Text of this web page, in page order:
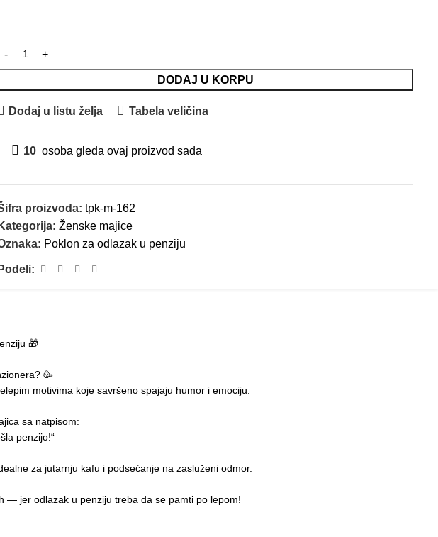
DODAJ U KORPU
Dodaj u listu želja Tabela veličina
10 osoba gleda ovaj proizvod sada
proizvoda: tpk-m-162
Kategorija: Ženske majice
Poklon za odlazak u penziju
Podeli:
🎁
🥳
motivima koje savršeno spajaju humor i emociju.
sa natpisom:
penzijo!“
za jutarnju kafu i podsećanje na zasluženi odmor.
— jer odlazak u penziju treba da se pamti po lepom!